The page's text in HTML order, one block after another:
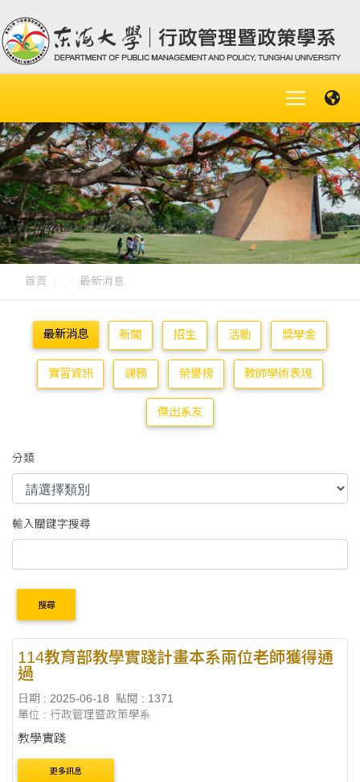
首頁 最新消息
最新消息 新聞 招生 活動 獎學金
實習資訊 課務 榮譽榜 教師學術表現
傑出系友
分類
輸入關鍵字搜尋
搜尋
114教育部教學實踐計畫本系兩位老師獲得通
過
日期 : 2025-06-18
點閱 : 1371
單位 : 行政管理暨政策學系
教學實踐
更多訊息